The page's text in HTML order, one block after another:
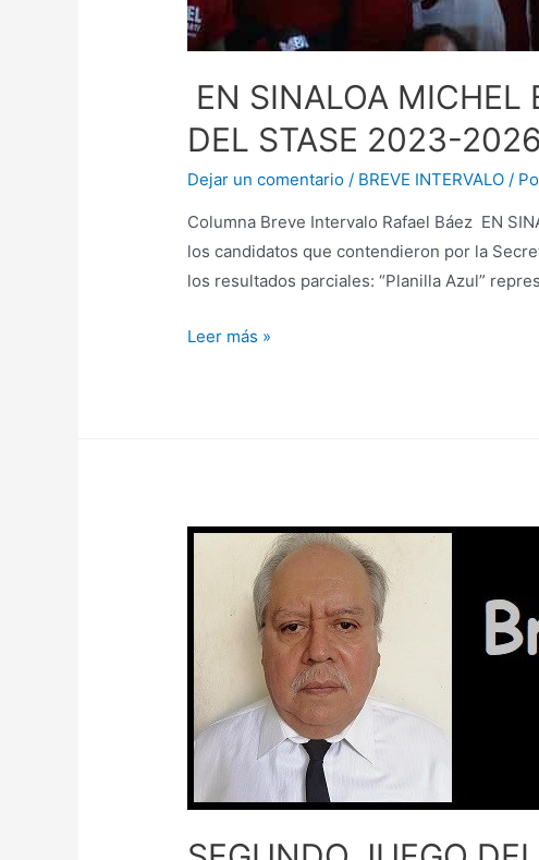
EN SINALOA MICHEL
DEL STASE 2023-2026
Dejar un comentario / BREVE INTERVALO /
Columna Breve Intervalo Rafael Báez EN
los candidatos que contendieron por la
los resultados parciales: “Planilla Azul”
Leer más »